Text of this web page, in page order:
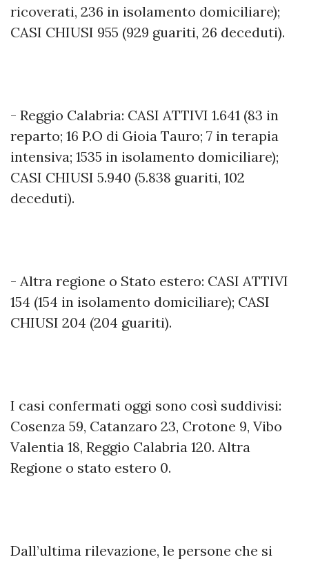
ricoverati, 236 in isolamento domiciliare);
CASI CHIUSI 955 (929 guariti, 26 deceduti).
- Reggio Calabria: CASI ATTIVI 1.641 (83 in
reparto; 16 P.O di Gioia Tauro; 7 in terapia
intensiva; 1535 in isolamento domiciliare);
CASI CHIUSI 5.940 (5.838 guariti, 102
deceduti).
- Altra regione o Stato estero: CASI ATTIVI
154 (154 in isolamento domiciliare); CASI
CHIUSI 204 (204 guariti).
I casi confermati oggi sono così suddivisi:
Cosenza 59, Catanzaro 23, Crotone 9, Vibo
Valentia 18, Reggio Calabria 120. Altra
Regione o stato estero 0.
Dall’ultima rilevazione, le persone che si